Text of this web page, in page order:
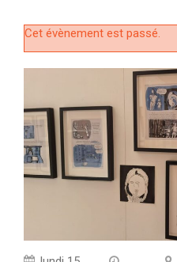
Cet évènement est passé.